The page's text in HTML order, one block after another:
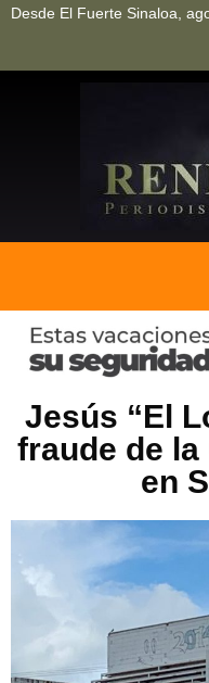
Desde El Fuerte Sinaloa,
Jesús “El
fraude de
en